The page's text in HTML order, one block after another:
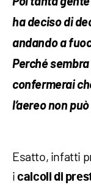
ha deciso di
andando a
Perché
confermerai
l’aereo non
Esatto, infatti
icalcoli di